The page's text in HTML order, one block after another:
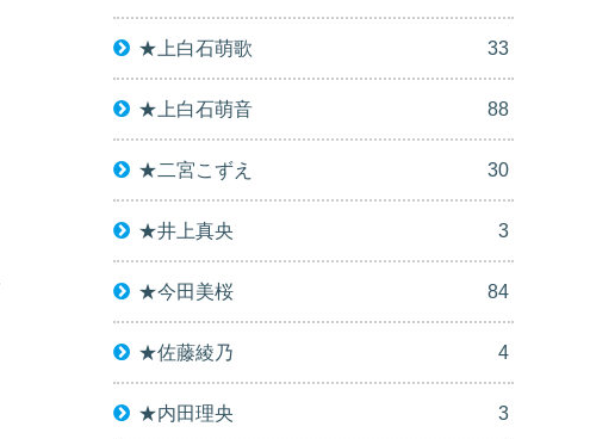
★上白石萌歌 33
★上白石萌音 88
★二宮こずえ 30
★井上真央 3
★今田美桜 84
★佐藤綾乃 4
★内田理央 3